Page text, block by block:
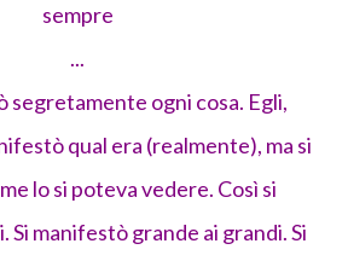
sempre
...
segretamente ogni cosa. Egli,
qual era (realmente), ma si
lo si poteva vedere. Così si
manifestò grande ai grandi. Si